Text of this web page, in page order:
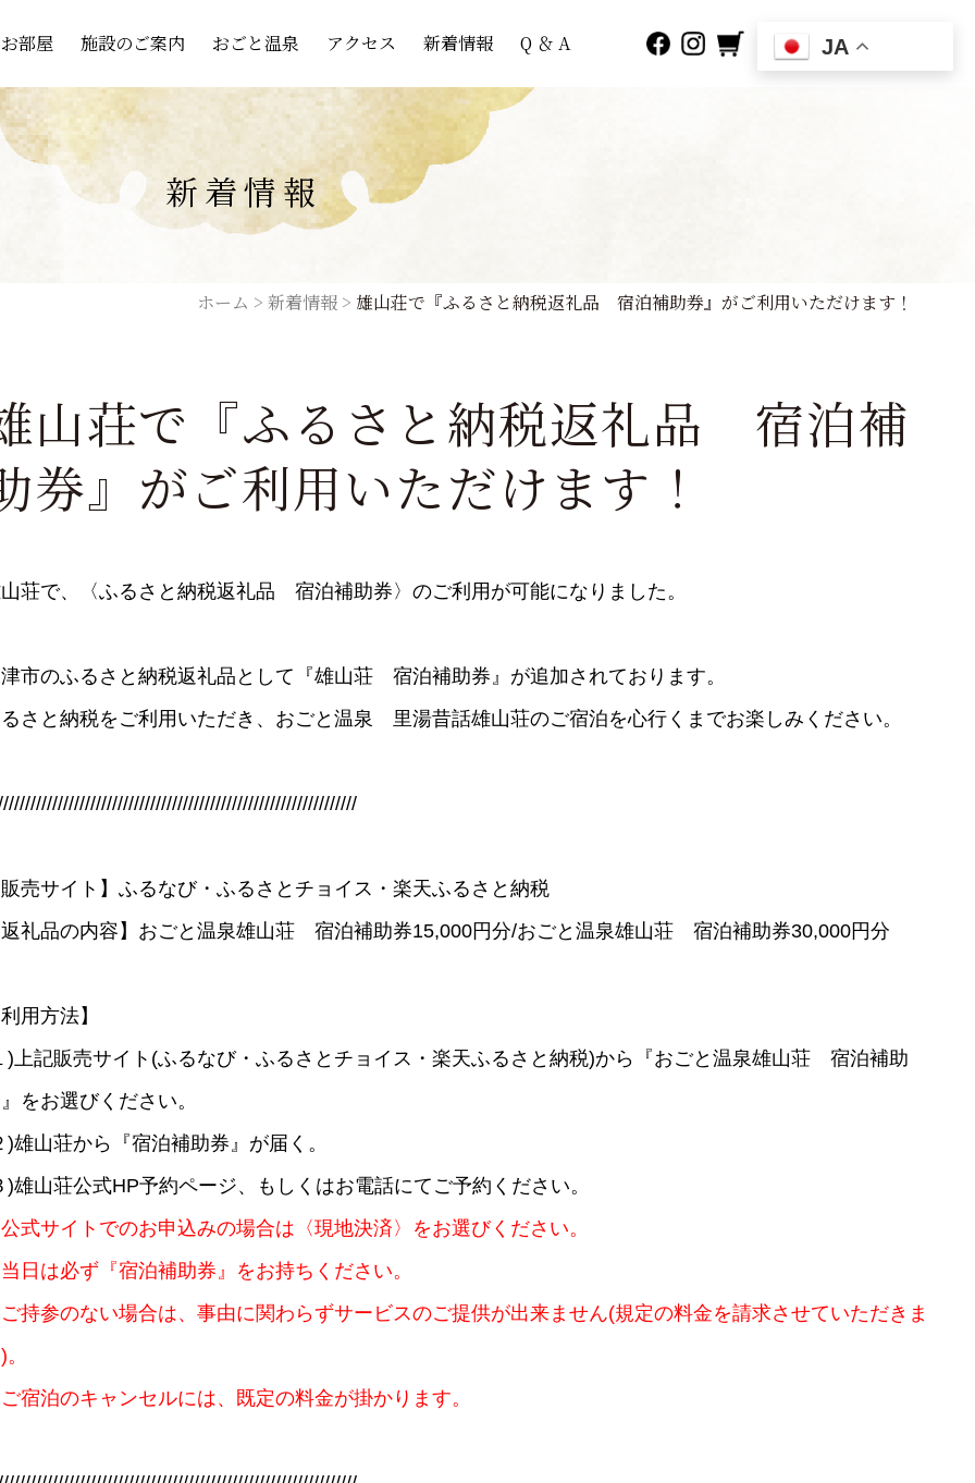
お部屋 施設のご案内 おごと温泉 アクセス 新着情報 Q ＆ A JA
新着情報
ホーム > 新着情報 > 雄山荘で『ふるさと納税返礼品 宿泊補助券』がご利用いただけます！
山荘で『ふるさと納税返礼品 宿泊補
券』がご利用いただけます！
荘で、〈ふるさと納税返礼品 宿泊補助券〉のご利用が可能になりました。
市のふるさと納税返礼品として『雄山荘 宿泊補助券』が追加されております。
さと納税をご利用いただき、おごと温泉 里湯昔話雄山荘のご宿泊を心行くまでお楽しみください。
売サイト】ふるなび・ふるさとチョイス・楽天ふるさと納税
礼品の内容】 おごと温泉雄山荘 宿泊補助券15,000円分/おごと温泉雄山荘 宿泊補助券30,000円分
用方法】
)上記販売サイト(ふるなび・ふるさとチョイス・楽天ふるさと納税)から『おごと温泉雄山荘 宿泊補助
をお選びください。
)雄山荘から『宿泊補助券』が届く。
)雄山荘公式HP予約ページ、もしくはお電話にてご予約ください。
式サイトでのお申込みの場合は〈現地決済〉をお選びください。
日は必ず『宿泊補助券』をお持ちください。
持参のない場合は、事由に関わらずサービスのご提供が出来ません(規定の料金を請求させていただきま
)。
宿泊のキャンセルには、既定の料金が掛かります。